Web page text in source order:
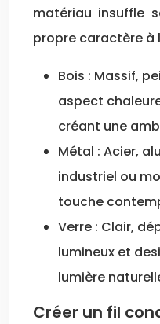
matériau insuffle
propre caractère à
Bois : Massif,
aspect
créant une
Métal : Acier,
industriel ou
touche
Verre : Clair,
lumineux et
lumière
Créer un fil